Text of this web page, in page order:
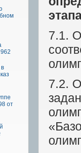
от
7.1.
7.2.